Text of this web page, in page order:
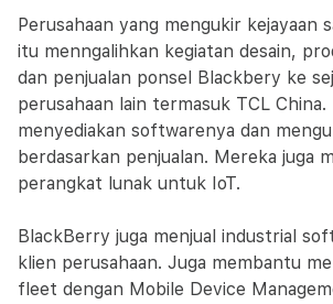
Perusahaan yang mengukir kejayaan
itu menngalihkan kegiatan desain,
dan penjualan ponsel Blackbery ke
perusahaan lain termasuk TCL
menyediakan softwarenya dan
berdasarkan penjualan. Mereka juga
perangkat lunak untuk IoT.
BlackBerry juga menjual industrial
klien perusahaan. Juga membantu
fleet dengan Mobile Device